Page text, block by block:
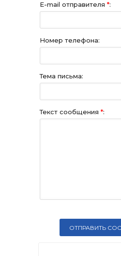
E-mail отправителя *:
Номер телефона:
Тема письма:
Текст сообщения *: